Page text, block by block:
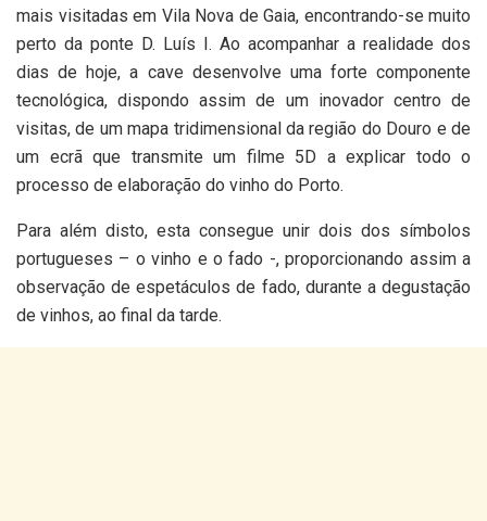
mais visitadas em Vila Nova de Gaia, encontrando-se muito
perto da ponte D. Luís I. Ao acompanhar a realidade dos
dias de hoje, a cave desenvolve uma forte componente
tecnológica, dispondo assim de um inovador centro de
visitas, de um mapa tridimensional da região do Douro e de
um ecrã que transmite um filme 5D a explicar todo o
processo de elaboração do vinho do Porto.
Para além disto, esta consegue unir dois dos símbolos
portugueses – o vinho e o fado -, proporcionando assim a
observação de espetáculos de fado, durante a degustação
de vinhos, ao final da tarde.